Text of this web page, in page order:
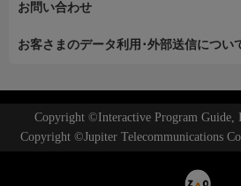
お問い合わせ
お客さまのデータ利用･外部送信につい
Copyright ©Interactive Program Guide,
Copyright ©Jupiter Telecommunications